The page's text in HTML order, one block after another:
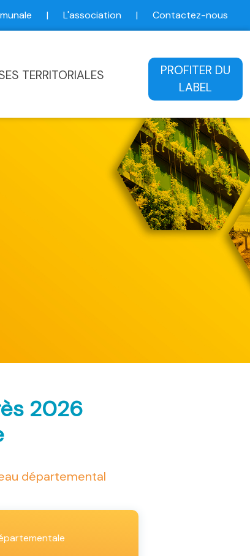
| L'association | Contactez-nous
TERRITORIALES
PROFITER DU
LABEL
2026
départemental